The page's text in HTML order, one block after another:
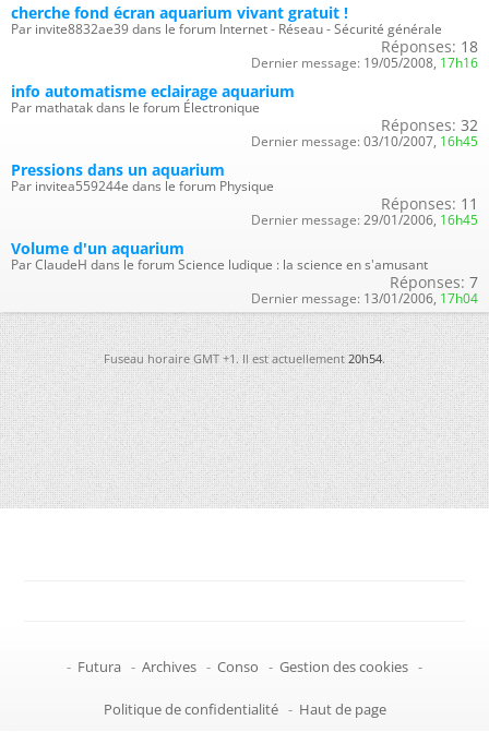
cherche fond écran aquarium vivant gratuit !
Par invite8832ae39 dans le forum Internet - Réseau - Sécurité générale
Réponses: 18
Dernier message: 19/05/2008, 17h16
info automatisme eclairage aquarium
Par mathatak dans le forum Électronique
Réponses: 32
Dernier message: 03/10/2007, 16h45
Pressions dans un aquarium
Par invitea559244e dans le forum Physique
Réponses: 11
Dernier message: 29/01/2006, 16h45
Volume d'un aquarium
Par ClaudeH dans le forum Science ludique : la science en s'amusant
Réponses: 7
Dernier message: 13/01/2006, 17h04
Fuseau horaire GMT +1. Il est actuellement20h54.
- Futura - Archives - Conso - Gestion des cookies -
Politique de confidentialité - Haut de page